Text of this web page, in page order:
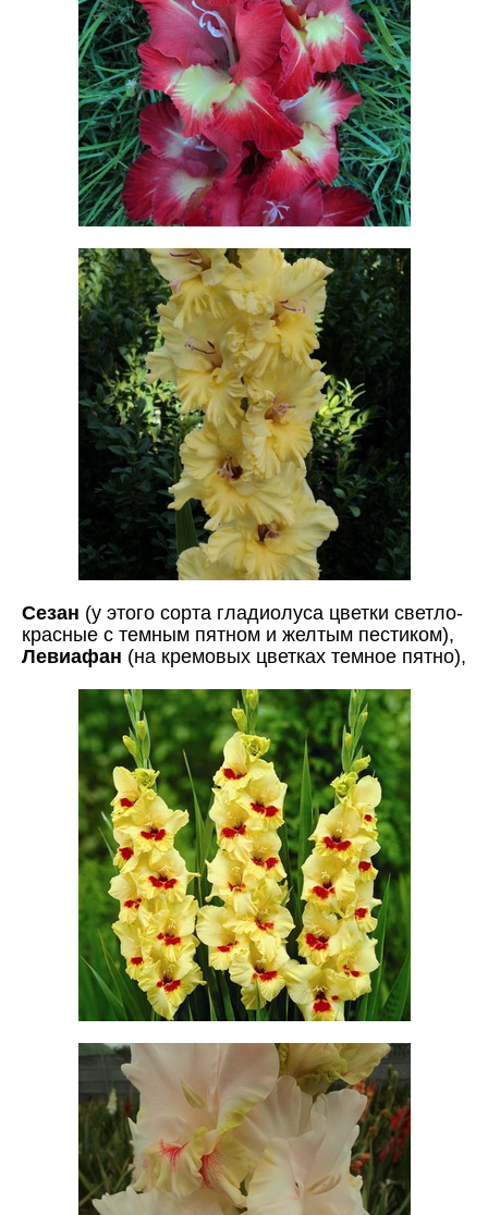
Сезан (у этого сорта гладиолуса цветки светло-
красные с темным пятном и желтым пестиком),
Левиафан (на кремовых цветках темное пятно),